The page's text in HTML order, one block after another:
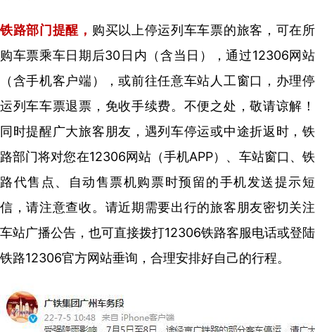
铁路部门提醒， 购买以上停运列车车票的旅客，可在所
购车票乘车日期后30日内（含当日），通过12306网站
（含手机客户端），或前往任意车站人工窗口，办理停
运列车车票退票，免收手续费。不便之处，敬请谅解！
同时提醒广大旅客朋友，遇列车停运或中途折返时，铁
路部门将对您在12306网站（手机APP）、车站窗口、铁
路代售点、自动售票机购票时预留的手机发送提示短
信，请注意查收。请近期需要出行的旅客朋友密切关注
车站广播公告，也可直接拨打12306铁路客服电话或登陆
铁路12306官方网站垂询，合理安排好自己的行程。